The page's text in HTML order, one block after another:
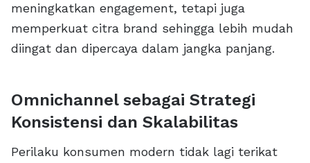
meningkatkan engagement, tetapi juga
memperkuat citra brand sehingga lebih mudah
diingat dan dipercaya dalam jangka panjang.
Omnichannel sebagai Strategi
Konsistensi dan Skalabilitas
Perilaku konsumen modern tidak lagi terikat